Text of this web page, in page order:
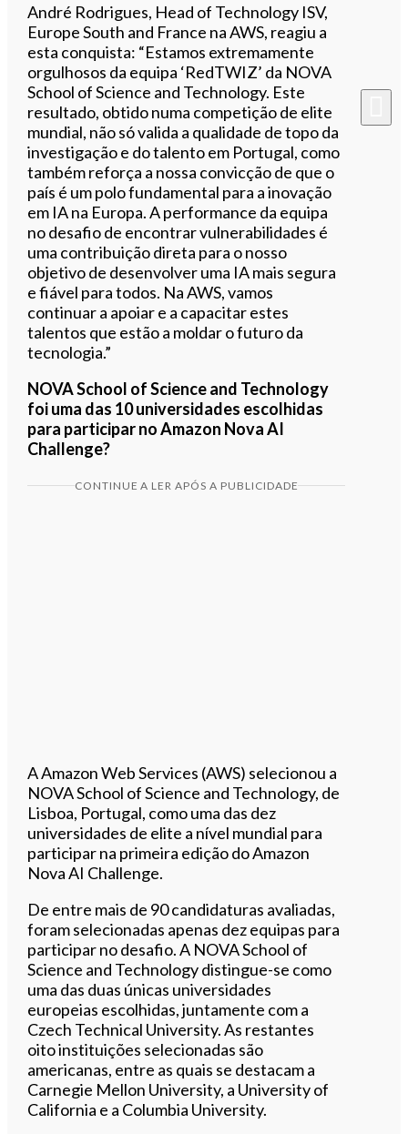
André Rodrigues, Head of Technology ISV,
Europe South and France na AWS, reagiu a
esta conquista: “Estamos extremamente
orgulhosos da equipa ‘RedTWIZ’ da NOVA
School of Science and Technology. Este
resultado, obtido numa competição de elite
mundial, não só valida a qualidade de topo da
investigação e do talento em Portugal, como
também reforça a nossa convicção de que o
país é um polo fundamental para a inovação
em IA na Europa. A performance da equipa
no desafio de encontrar vulnerabilidades é
uma contribuição direta para o nosso
objetivo de desenvolver uma IA mais segura
e fiável para todos. Na AWS, vamos
continuar a apoiar e a capacitar estes
talentos que estão a moldar o futuro da
tecnologia.”
NOVA School of Science and Technology
foi uma das 10 universidades escolhidas
para participar no Amazon Nova AI
Challenge?
CONTINUE A LER APÓS A PUBLICIDADE
A Amazon Web Services (AWS) selecionou a
NOVA School of Science and Technology, de
Lisboa, Portugal, como uma das dez
universidades de elite a nível mundial para
participar na primeira edição do Amazon
Nova AI Challenge.
De entre mais de 90 candidaturas avaliadas,
foram selecionadas apenas dez equipas para
participar no desafio. A NOVA School of
Science and Technology distingue-se como
uma das duas únicas universidades
europeias escolhidas, juntamente com a
Czech Technical University. As restantes
oito instituições selecionadas são
americanas, entre as quais se destacam a
Carnegie Mellon University, a University of
California e a Columbia University.